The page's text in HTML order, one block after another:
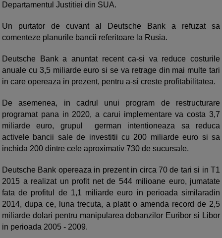
Departamentul Justitiei din SUA.
Un purtator de cuvant al Deutsche Bank a refuzat sa
comenteze planurile bancii referitoare la Rusia.
Deutsche Bank a anuntat recent ca-si va reduce costurile
anuale cu 3,5 miliarde euro si se va retrage din mai multe tari
in care opereaza in prezent, pentru a-si creste profitabilitatea.
De asemenea, in cadrul unui program de restructurare
programat pana in 2020, a carui implementare va costa 3,7
miliarde euro, grupul german intentioneaza sa reduca
activele bancii sale de investitii cu 200 miliarde euro si sa
inchida 200 dintre cele aproximativ 730 de sucursale.
Deutsche Bank opereaza in prezent in circa 70 de tari si in T1
2015 a realizat un profit net de 544 milioane euro, jumatate
fata de profitul de 1,1 miliarde euro in perioada similaradin
2014, dupa ce, luna trecuta, a platit o amenda record de 2,5
miliarde dolari pentru manipularea dobanzilor Euribor si Libor
in perioada 2005 - 2009.